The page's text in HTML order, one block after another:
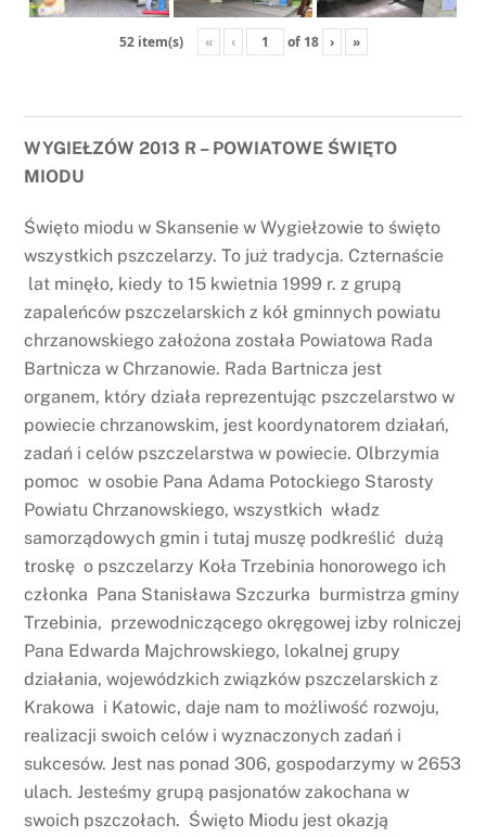
52 item(s) « ‹ of 18 › »
WYGIEŁZÓW 2013 R – POWIATOWE ŚWIĘTO
MIODU
Święto miodu w Skansenie w Wygiełzowie to święto
wszystkich pszczelarzy. To już tradycja. Czternaście
lat minęło, kiedy to 15 kwietnia 1999 r. z grupą
zapaleńców pszczelarskich z kół gminnych powiatu
chrzanowskiego założona została Powiatowa Rada
Bartnicza w Chrzanowie. Rada Bartnicza jest
organem, który działa reprezentując pszczelarstwo w
powiecie chrzanowskim, jest koordynatorem działań,
zadań i celów pszczelarstwa w powiecie. Olbrzymia
pomoc w osobie Pana Adama Potockiego Starosty
Powiatu Chrzanowskiego, wszystkich władz
samorządowych gmin i tutaj muszę podkreślić dużą
troskę o pszczelarzy Koła Trzebinia honorowego ich
członka Pana Stanisława Szczurka burmistrza gminy
Trzebinia, przewodniczącego okręgowej izby rolniczej
Pana Edwarda Majchrowskiego, lokalnej grupy
działania, wojewódzkich związków pszczelarskich z
Krakowa i Katowic, daje nam to możliwość rozwoju,
realizacji swoich celów i wyznaczonych zadań i
sukcesów. Jest nas ponad 306, gospodarzymy w 2653
ulach. Jesteśmy grupą pasjonatów zakochana w
swoich pszczołach. Święto Miodu jest okazją